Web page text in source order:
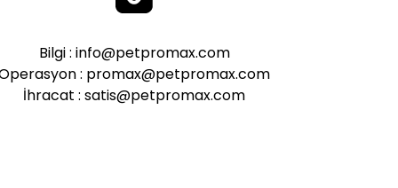
Bilgi : info@petpromax.com
: promax@petpromax.com
İhracat : satis@petpromax.com